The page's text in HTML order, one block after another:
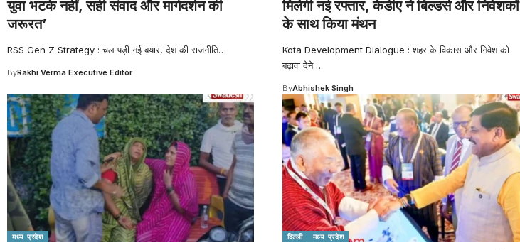
युवा भटके नहीं, सही संवाद और मार्गदर्शन की
जरूरत’
RSS Gen Z Strategy : चल पड़ी नई बयार, देश की राजनीति…
ByRakhi Verma Executive Editor
मिलेगी नई रफ्तार, केडीए ने बिल्डर्स और निवेशकों
के साथ किया मंथन
Kota Development Dialogue : शहर के विकास और निवेश को
बढ़ावा देने…
ByAbhishek Singh
मध्य प्रदेश दिल्ली मध्य प्रदेश